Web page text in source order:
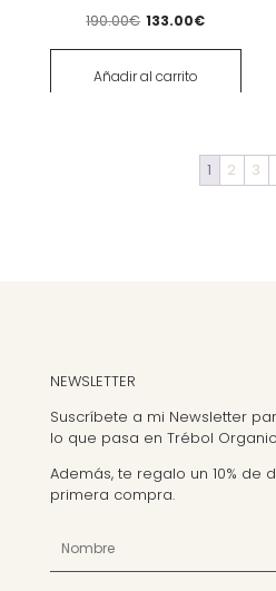
190.00€ El
precio
original
133.00€El
precio
Añadir al carrito
1 2 3
NEWSLETTER
Suscríbete a mi Newsletter
lo que pasa en Trébol
Además, te regalo un 10% de
primera compra.